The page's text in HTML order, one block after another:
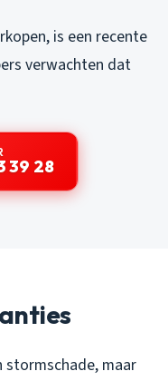
is een recente
verwachten dat
39 28
stormschade, maar